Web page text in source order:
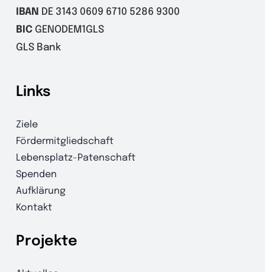
IBAN
DE 3143 0609 6710 5286 9300
BICGENODEM1GLS
GLS Bank
Links
Ziele
Fördermitgliedschaft
Lebensplatz-Patenschaft
Spenden
Aufklärung
Kontakt
Projekte